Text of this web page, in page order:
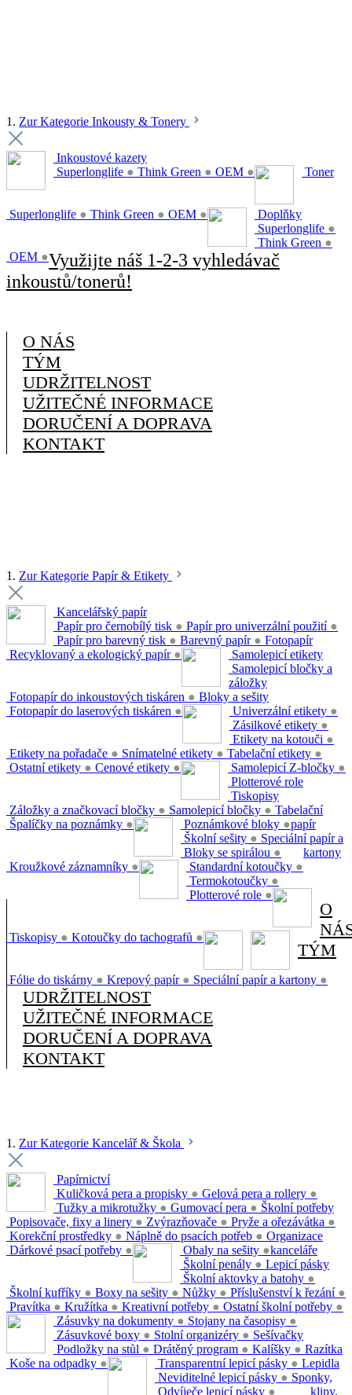
1. Zur Kategorie Inkousty & Tonery
Inkoustové kazety
Superlonglife ● Think Green ● OEM ● Toner
Superlonglife ● Think Green ● OEM ●
Doplňky
Superlonglife ●
Think Green ●
OEM ●Využijte náš 1-2-3 vyhledávač
inkoustů/tonerů!
O NÁS
TÝM
UDRŽITELNOST
UŽITEČNÉ INFORMACE
DORUČENÍ A DOPRAVA
KONTAKT
1. Zur Kategorie Papír & Etikety
Kancelářský papír
Papír pro černobílý tisk ● Papír pro univerzální použití ●
Papír pro barevný tisk ● Barevný papír ●
Recyklovaný a ekologický papír ●
Fotopapír
Fotopapír do inkoustových tiskáren ●
Fotopapír do laserových tiskáren ●
Samolepicí etikety
Univerzální etikety ●
Zásilkové etikety ●
Etikety na kotouči ●
Etikety na pořadače ● Snímatelné etikety ● Tabelační etikety ●
Ostatní etikety ● Cenové etikety ●
Samolepicí bločky a
záložky
Samolepicí Z-bločky ●
Záložky a značkovací bločky ● Samolepicí bločky ●
Špalíčky na poznámky ●
Bloky a sešity
Poznámkové bloky ●
Školní sešity ●
Bloky se spirálou ●
Kroužkové záznamníky ●
Plotterové role
Standardní kotoučky ●
Termokotoučky ●
Plotterové role ●
Tiskopisy
Tiskopisy ● Kotoučky do tachografů ●
Tabelační
papír
Speciální papír a
kartony
Fólie do tiskárny ● Krepový papír ● Speciální papír a kartony ●
O
TÝM
UDRŽITELNOST
UŽITEČNÉ INFORMACE
DORUČENÍ A DOPRAVA
KONTAKT
1. Zur Kategorie Kancelář & Škola
Papírnictví
Kuličková pera a propisky ● Gelová pera a rollery ●
Tužky a mikrotužky ● Gumovací pera ●
Popisovače, fixy a linery ● Zvýrazňovače ● Pryže a ořezávátka ●
Korekční prostředky ● Náplně do psacích potřeb ●
Dárkové psací potřeby ●
Školní potřeby
Obaly na sešity ●
Školní penály ●
Školní aktovky a batohy ●
Školní kufříky ● Boxy na sešity ● Nůžky ● Příslušenství k řezání ●
Pravítka ● Kružítka ● Kreativní potřeby ● Ostatní školní potřeby ●
Organizace
kanceláře
Zásuvky na dokumenty ● Stojany na časopisy ●
Zásuvkové boxy ● Stolní organizéry ●
Podložky na stůl ● Drátěný program ● Kalíšky ●
Koše na odpadky ●
Lepicí pásky
Transparentní lepicí pásky ●
Neviditelné lepicí pásky ●
Odvíječe lepicí pásky ●
Sešívačky
Razítka
Lepidla
Sponky,
klipy,